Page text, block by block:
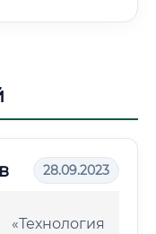
28.09.2023